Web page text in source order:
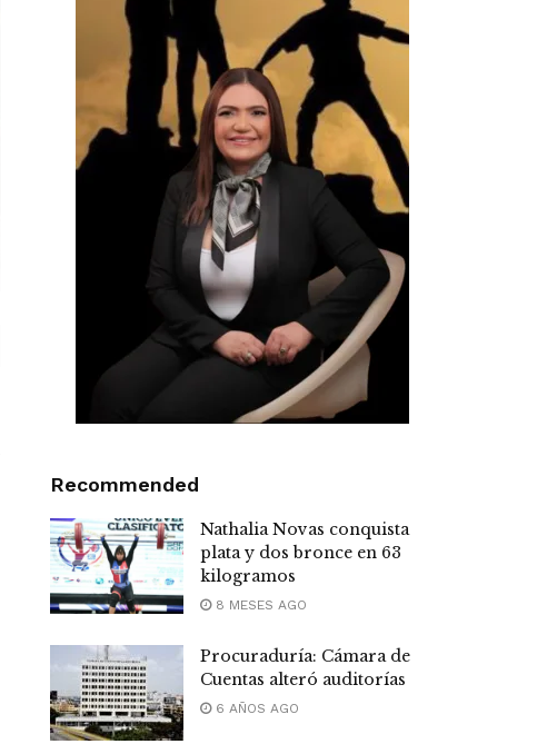
Recommended
Nathalia Novas conquista
plata y dos bronce en 63
kilogramos
8 MESES AGO
Procuraduría: Cámara de
Cuentas alteró auditorías
6 AÑOS AGO